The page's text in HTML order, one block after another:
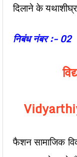
दिलाने के
निबंध नंबर :- 02
फैशन सामाजिक